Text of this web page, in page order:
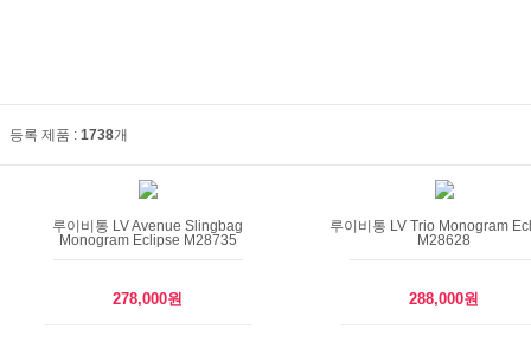
등록 제품 : 1738개
루이비통 LV Avenue Slingbag
Monogram Eclipse M28735
278,000원
루이비통 LV Trio Monogram
M28628
288,000원